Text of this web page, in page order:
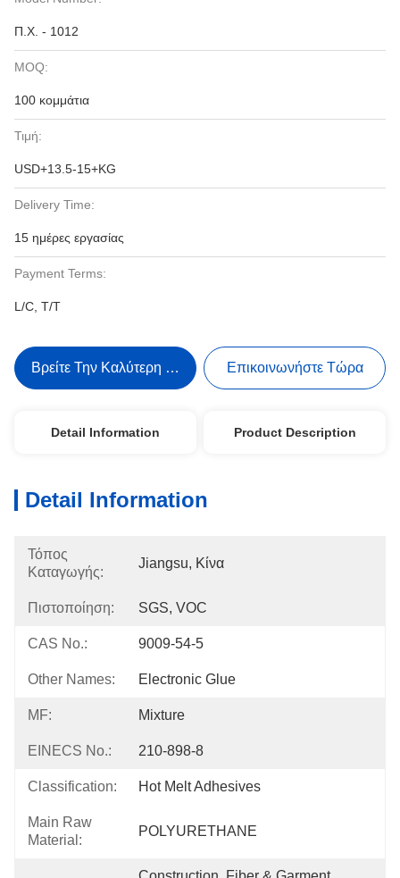
Π.Χ. - 1012
MOQ:
100 κομμάτια
Τιμή:
USD+13.5-15+KG
Delivery Time:
15 ημέρες εργασίας
Payment Terms:
L/C, T/T
Βρείτε Την Καλύτερη Τιμή Επικοινωνήστε Τώρα
Detail Information Product Description
Detail Information
Τόπος
Καταγωγής:
Jiangsu, Κίνα
Πιστοποίηση: SGS, VOC
CAS No.: 9009-54-5
Other Names: Electronic Glue
MF: Mixture
EINECS No.: 210-898-8
Classification: Hot Melt Adhesives
Main Raw
Material:
POLYURETHANE